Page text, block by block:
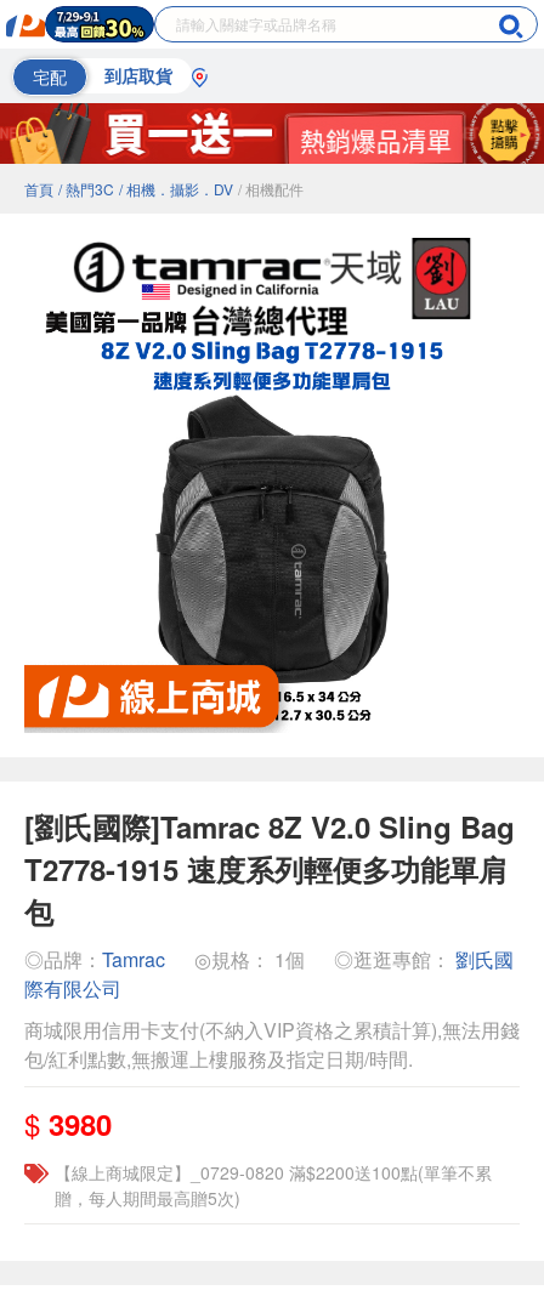
宅配 到店取貨
首頁 / 熱門3C / 相機．攝影．DV / 相機配件
[劉氏國際]Tamrac 8Z V2.0 Sling Bag
T2778-1915 速度系列輕便多功能單肩
包
◎品牌： Tamrac ◎規格： 1個 ◎逛逛專館： 劉氏國
際有限公司
商城限用信用卡支付(不納入VIP資格之累積計算),無法用錢
包/紅利點數,無搬運上樓服務及指定日期/時間.
$ 3980
【線上商城限定】_0729-0820 滿$2200送100點(單筆不累
贈，每人期間最高贈5次)